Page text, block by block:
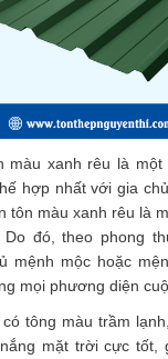
màu xanh rêu là
hợp nhất với gia
tôn màu xanh rêu là
đó, theo phong
mệnh mộc hoặc
mọi phương diện
có tông màu trầm
mặt trời cực tốt,